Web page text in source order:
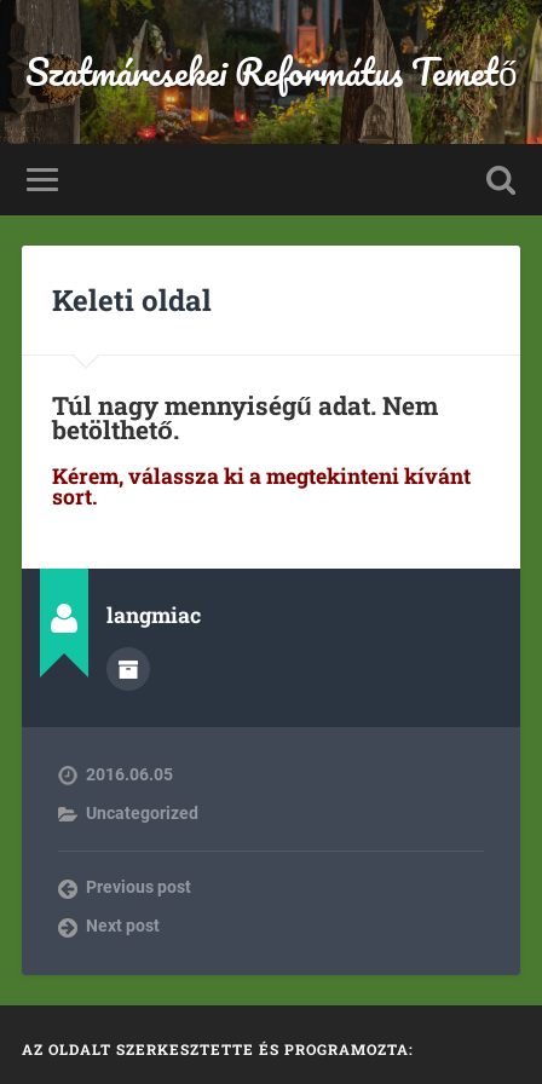
Szatmárcsekei Református Temető
Keleti oldal
Túl nagy mennyiségű adat. Nem
betölthető.
Kérem, válassza ki a megtekinteni kívánt
sort.
langmiac
2016.06.05
Uncategorized
Previous post
Next post
AZ OLDALT SZERKESZTETTE ÉS PROGRAMOZTA: